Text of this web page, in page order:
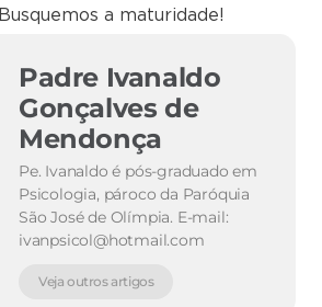
a maturidade!
Padre Ivanaldo
Gonçalves de
Mendonça
Pe. Ivanaldo é pós-graduado em
Psicologia, pároco da Paróquia
São José de Olímpia. E-mail:
ivanpsicol@hotmail.com
Veja outros artigos